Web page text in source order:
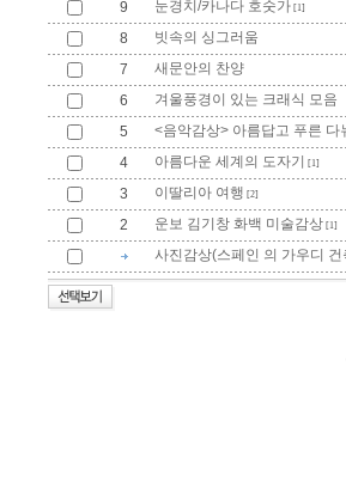
9 눈경치/카나다 호숫가 [1]
8
빗속의 싱그러움
7
새문안의 찬양
6
겨울풍경이 있는 크래식 모음
5
<음악감상> 아름답고 푸른 다
4
아름다운 세계의 도자기 [1]
3 이딸리아 여행 [2]
2 운보 김기창 화백 미술감상 [1]
사진감상(스페인 의 가우디 건